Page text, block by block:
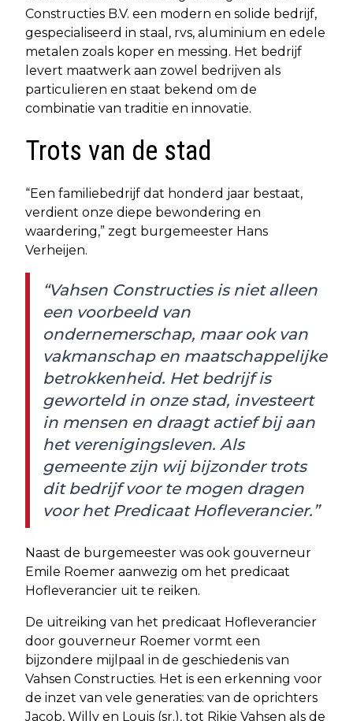
Constructies B.V. een modern en solide bedrijf,
gespecialiseerd in staal, rvs, aluminium en edele
metalen zoals koper en messing. Het bedrijf
levert maatwerk aan zowel bedrijven als
particulieren en staat bekend om de
combinatie van traditie en innovatie.
Trots van de stad
“Een familiebedrijf dat honderd jaar bestaat,
verdient onze diepe bewondering en
waardering,” zegt burgemeester Hans
Verheijen.
“Vahsen Constructies is niet alleen
een voorbeeld van
ondernemerschap, maar ook van
vakmanschap en maatschappelijke
betrokkenheid. Het bedrijf is
geworteld in onze stad, investeert
in mensen en draagt actief bij aan
het verenigingsleven. Als
gemeente zijn wij bijzonder trots
dit bedrijf voor te mogen dragen
voor het Predicaat Hofleverancier.”
Naast de burgemeester was ook gouverneur
Emile Roemer aanwezig om het predicaat
Hofleverancier uit te reiken.
De uitreiking van het predicaat Hofleverancier
door gouverneur Roemer vormt een
bijzondere mijlpaal in de geschiedenis van
Vahsen Constructies. Het is een erkenning voor
de inzet van vele generaties: van de oprichters
Jacob, Willy en Louis (sr.), tot Rikie Vahsen als de